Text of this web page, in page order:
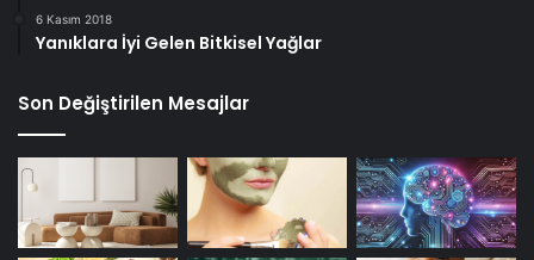
6 Kasım 2018
Yanıklara İyi Gelen Bitkisel Yağlar
Son Değiştirilen Mesajlar